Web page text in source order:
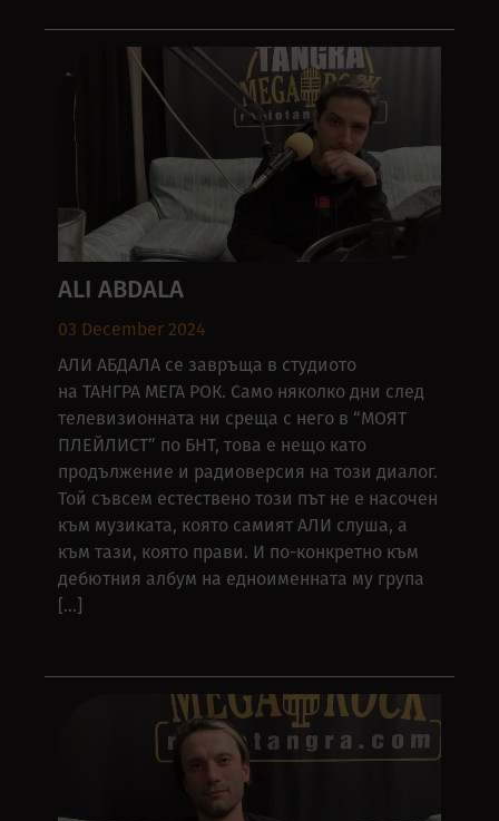
ALI ABDALA
03 December 2024
АЛИ АБДАЛА се завръща в студиото
на ТАНГРА МЕГА РОК. Само няколко дни след
телевизионната ни среща с него в “МОЯТ
ПЛЕЙЛИСТ” по БНТ, това е нещо като
продължение и радиоверсия на този диалог.
Той съвсем естествено този път не е насочен
към музиката, която самият АЛИ слуша, а
към тази, която прави. И по-конкретно към
дебютния албум на едноименната му група
[…]